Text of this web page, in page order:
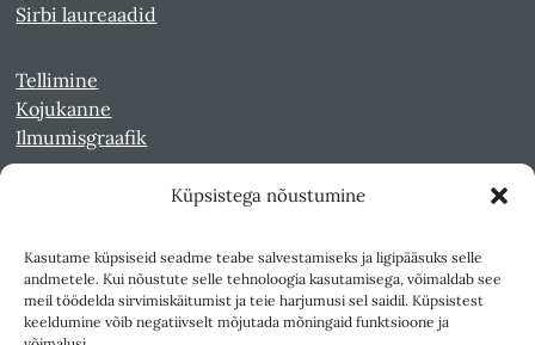
Küpsistega nõustumine
Kasutame küpsiseid seadme teabe salvestamiseks ja ligipääsuks selle
andmetele. Kui nõustute selle tehnoloogia kasutamisega, võimaldab see
meil töödelda sirvimiskäitumist ja teie harjumusi sel saidil. Küpsistest
keeldumine võib negatiivselt mõjutada mõningaid funktsioone ja
Sirbi laureaadid
Tellimine
Kojukanne
Ilmumisgraafik
Kultuurileht 1994-1997
Reede 1989-1990
Sirp ja Vasar 1940-1989